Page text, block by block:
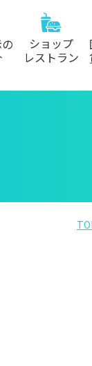
ショップ
レストラン